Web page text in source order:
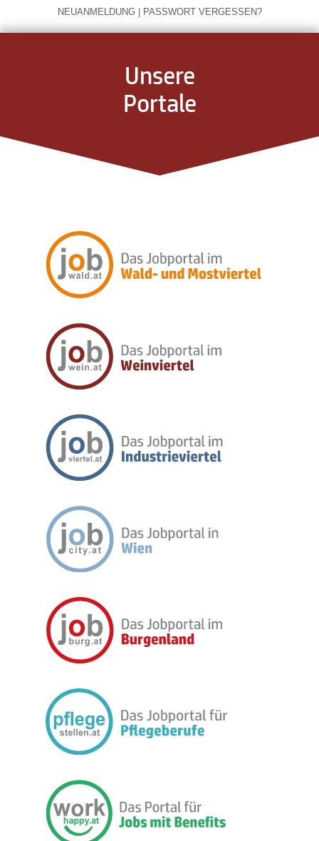
NEUANMELDUNG | PASSWORT VERGESSEN?
Unsere
Portale